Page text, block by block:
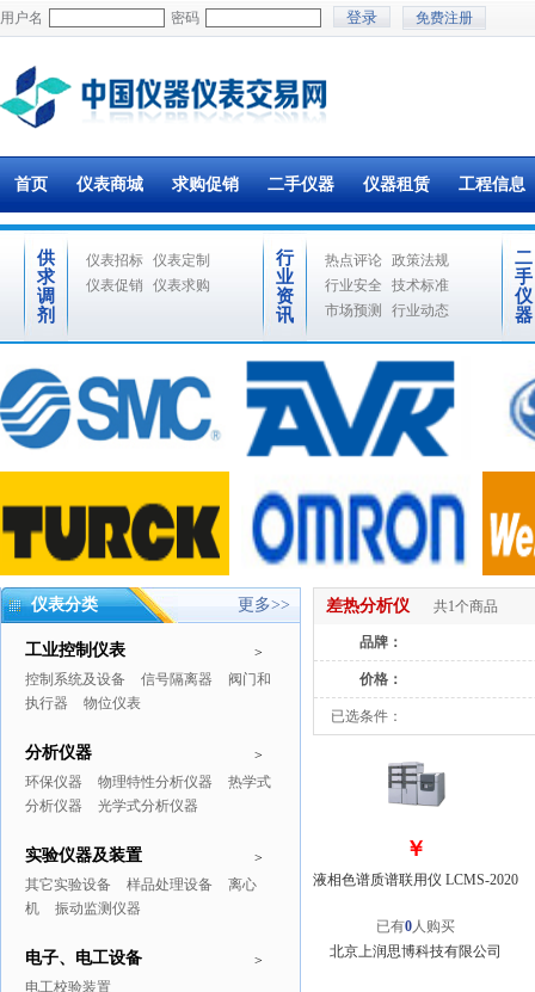
用户名 密码 免费注册
首页 仪表商城 求购促销 二手仪器 仪器租赁 工程信息
供
求
调
剂
仪表招标 仪表定制
仪表促销
仪表求购
行
业
资
讯
热点评论 政策法规
行业安全
技术标准
市场预测
行业动态
二
手
仪
器
仪表分类 更多>>
>
工业控制仪表
控制系统及设备 信号隔离器
阀门和
执行器
物位仪表
>
分析仪器
环保仪器 物理特性分析仪器
热学式
分析仪器
光学式分析仪器
>
实验仪器及装置
其它实验设备 样品处理设备
离心
机
振动监测仪器
>
电子、电工设备
电工校验装置
差热分析仪 共1个商品
品牌：
价格：
已选条件：
￥
液相色谱质谱联用仪 LCMS-2020
已有0人购买
北京上润思博科技有限公司